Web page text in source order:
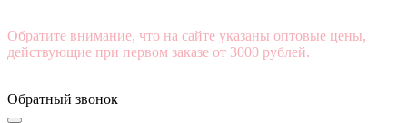
Обратите внимание, что на сайте указаны оптовые цены,
действующие при первом заказе от 3000 рублей.
Обратный звонок